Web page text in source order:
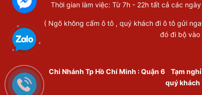
Thời gian làm việc: Từ 7h - 22h tất cả các
( Ngõ không cấm ô tô , quý khách đi ô tô gửi
đó đi bộ
Chi Nhánh Tp Hồ Chí Minh :Quận 6 Tạm
quý khách